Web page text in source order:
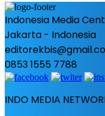
Indonesia Media
Jakarta - Indonesia
0853 1555 7788
INDO MEDIA